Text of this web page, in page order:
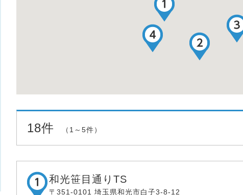
18件 （1～5件）
和光笹目通りTS
〒351-0101 埼玉県和光市白子3-8-12